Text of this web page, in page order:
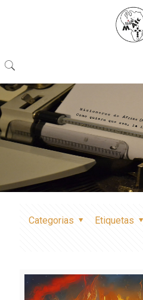
Categorias Etiquetas